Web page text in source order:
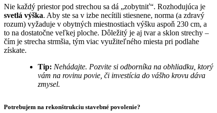
Nie každý priestor pod strechou sa dá „zobytniť“. Rozhodujúca je
svetlá výška. Aby ste sa v izbe necítili stiesnene, norma (a zdravý
rozum) vyžaduje v obytných miestnostiach výšku aspoň 230 cm, a
to na dostatočne veľkej ploche. Dôležitý je aj tvar a sklon strechy –
čím je strecha strmšia, tým viac využiteľného miesta pri podlahe
získate.
Tip: Nehádajte. Pozvite si odborníka na obhliadku, ktorý
vám na rovinu povie, či investícia do vášho krovu dáva
zmysel.
Potrebujem na rekonštrukciu stavebné povolenie?